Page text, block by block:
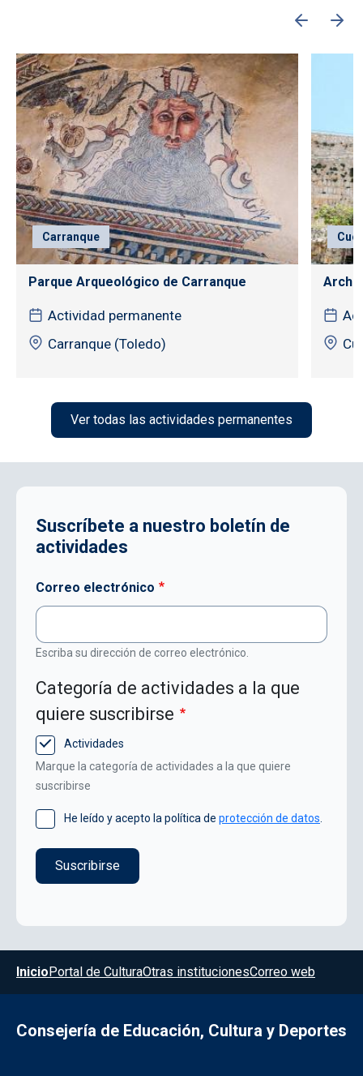
Carranque
Parque Arqueológico de Carranque
Actividad permanente
Carranque (Toledo)
Ver todas las actividades permanentes
Suscríbete a nuestro boletín de
actividades
Correo electrónico
Escriba su dirección de correo electrónico.
Categoría de actividades a la que
quiere suscribirse
Actividades
Marque la categoría de actividades a la que quiere
suscribirse
He leído y acepto la política de protección de datos
Menú del pie
InicioPortal de CulturaOtras institucionesCorreo web
Consejería de Educación, Cultura y Deportes